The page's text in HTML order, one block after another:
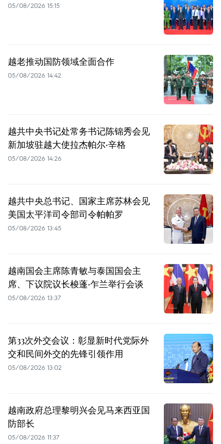
05/08/2026 15:15
越老推动国防领域全面合作
05/08/2026 14:42
越共中央书记处常务书记陈锦秀会见
新加坡驻越大使拉杰帕尔·辛格
05/08/2026 14:26
越共中央总书记、国家主席苏林会见
美国太平洋司令部司令帕帕罗
05/08/2026 13:45
越南国会主席陈青敏与泰国国会主
席、下议院议长梭蓬·乍兰举行会谈
05/08/2026 13:37
第33次外交会议：彰显新时代党际外
交和民间外交的先锋引领作用
05/08/2026 13:02
越南政府总理黎明兴会见马来西亚国
防部长
05/08/2026 11:37